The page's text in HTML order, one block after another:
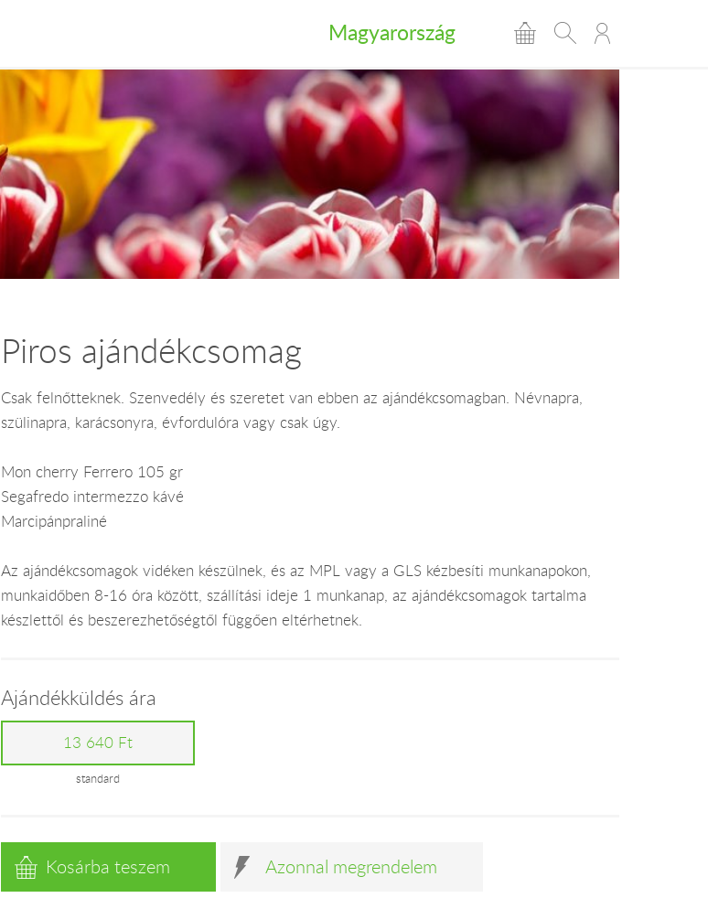
Magyarország
Piros ajándékcsomag
Csak felnőtteknek. Szenvedély és szeretet van ebben az ajándékcsomagban. Névnapra,
szülinapra, karácsonyra, évfordulóra vagy csak úgy.
Mon cherry Ferrero 105 gr
Segafredo intermezzo kávé
Marcipánpraliné
Az ajándékcsomagok vidéken készülnek, és az MPL vagy a GLS kézbesíti munkanapokon,
munkaidőben 8-16 óra között, szállítási ideje 1 munkanap, az ajándékcsomagok tartalma
készlettől és beszerezhetőségtől függően eltérhetnek.
Ajándékküldés ára
13 640 Ft
standard
Kosárba teszem Azonnal megrendelem